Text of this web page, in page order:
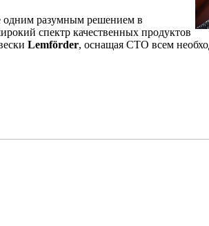
одним разумным решением в
спектр качественных продуктов
Lemförder, оснащая СТО всем